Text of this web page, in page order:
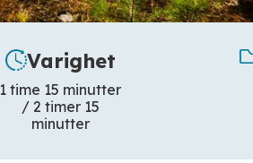
Varighet
1 time 15 minutter
/ 2 timer 15
minutter